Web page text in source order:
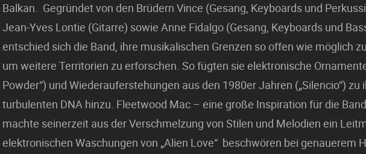
Balkan. Gegründet von den Brüdern Vince (Gesang, Keyboards und
Jean-Yves Lontie (Gitarre) sowie Anne Fidalgo (Gesang, Keyboards und
entschied sich die Band, ihre musikalischen Grenzen so offen wie möglich
um weitere Territorien zu erforschen. So fügten sie elektronische
Powder“) und Wiederauferstehungen aus den 1980er Jahren („Silencio“) zu
turbulenten DNA hinzu. Fleetwood Mac – eine große Inspiration für die
machte seinerzeit aus der Verschmelzung von Stilen und Melodien ein
elektronischen Waschungen von „Alien Love“ beschwören bei genauerem